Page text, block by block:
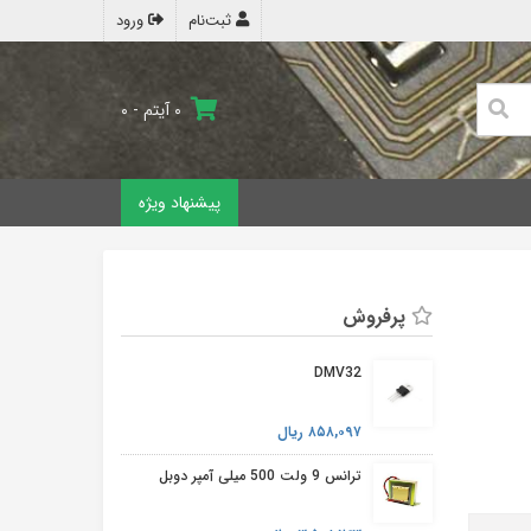
ورود ثبت‌نام
۰ آیتم - ۰
پیشنهاد ویژه
پرفروش
DMV32
۸۵۸,۰۹۷ ریال
ترانس 9 ولت 500 میلی آمپر دوبل